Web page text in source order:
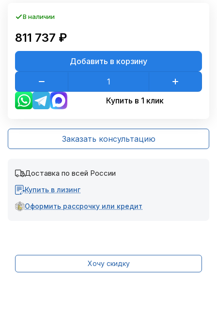
В наличии
811 737 ₽
Добавить в корзину
Купить в 1 клик
Заказать консультацию
Доставка по всей России
Купить в лизинг
Оформить рассрочку или кредит
Хочу скидку